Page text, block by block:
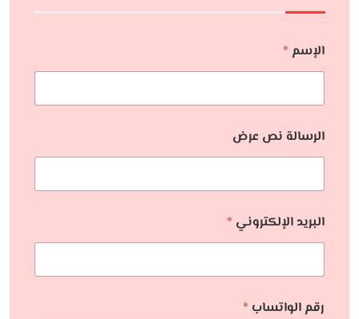
الإسم *
الرسالة نص عرض
البريد الإلكتروني *
رقم الواتساب *